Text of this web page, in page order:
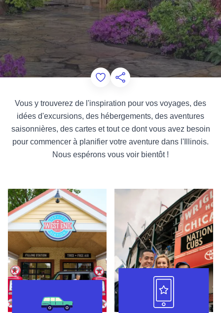
Add to Favorites
Partager cette page
Vous y trouverez de l'inspiration pour vos voyages, des
idées d'excursions, des hébergements, des aventures
saisonnières, des cartes et tout ce dont vous avez besoin
pour commencer à planifier votre aventure dans l'Illinois.
Nous espérons vous voir bientôt !
Itinéraires de voyage
Inspiration de